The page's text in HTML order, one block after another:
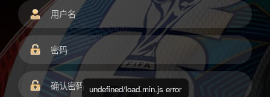
undefined/load.min.js error